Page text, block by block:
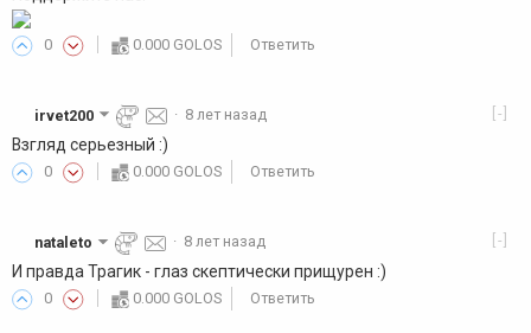
0 0.000 GOLOS Ответить
[-]
irvet200 · 8 лет назад
Взгляд серьезный :)
0 0.000 GOLOS Ответить
[-]
nataleto · 8 лет назад
И правда Трагик - глаз скептически прищурен :)
0 0.000 GOLOS Ответить